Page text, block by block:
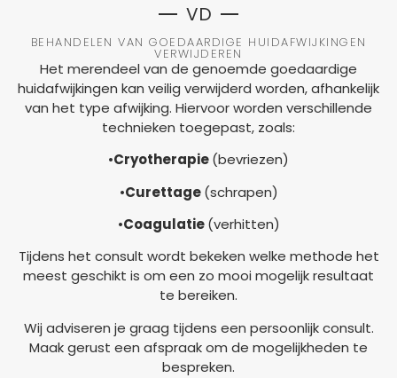
VD
BEHANDELEN VAN GOEDAARDIGE HUIDAFWIJKINGEN
VERWIJDEREN
Het merendeel van de genoemde goedaardige
huidafwijkingen kan veilig verwijderd worden, afhankelijk
van het type afwijking. Hiervoor worden verschillende
technieken toegepast, zoals:
•Cryotherapie(bevriezen)
•Curettage(schrapen)
•Coagulatie(verhitten)
Tijdens het consult wordt bekeken welke methode het
meest geschikt is om een zo mooi mogelijk resultaat
te bereiken.
Wij adviseren je graag tijdens een persoonlijk consult.
Maak gerust een afspraak om de mogelijkheden te
bespreken.